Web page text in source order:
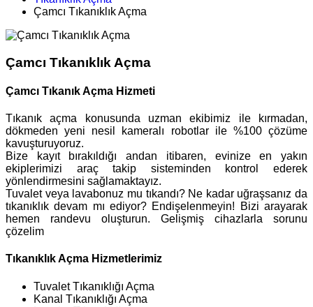
Çamcı Tıkanıklık Açma
Çamcı Tıkanıklık Açma
Çamcı Tıkanık Açma Hizmeti
Tıkanık açma konusunda uzman ekibimiz ile kırmadan,
dökmeden yeni nesil kameralı robotlar ile %100 çözüme
kavuşturuyoruz.
Bize kayıt bırakıldığı andan itibaren, evinize en yakın
ekiplerimizi araç takip sisteminden kontrol ederek
yönlendirmesini sağlamaktayız.
Tuvalet veya lavabonuz mu tıkandı? Ne kadar uğraşsanız da
tıkanıklık devam mı ediyor? Endişelenmeyin! Bizi arayarak
hemen randevu oluşturun. Gelişmiş cihazlarla sorunu
çözelim
Tıkanıklık Açma Hizmetlerimiz
Tuvalet Tıkanıklığı Açma
Kanal Tıkanıklığı Açma